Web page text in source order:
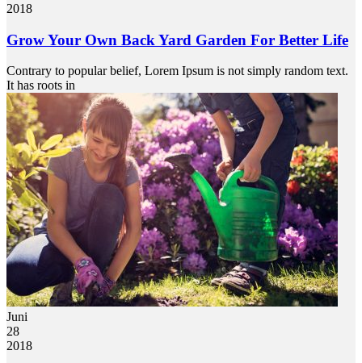
2018
Grow Your Own Back Yard Garden For Better Life
Contrary to popular belief, Lorem Ipsum is not simply random text.
It has roots in
Juni
28
2018